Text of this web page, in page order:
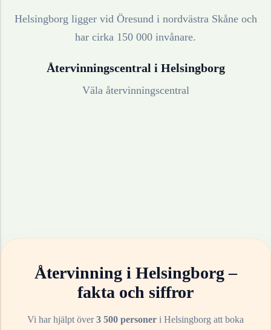
Helsingborg ligger vid Öresund i nordvästra Skåne och
har cirka 150 000 invånare.
Återvinningscentral i Helsingborg
Väla återvinningscentral
Återvinning i Helsingborg–
fakta och siffror
Vi har hjälpt över3 500 personer i Helsingborg att boka